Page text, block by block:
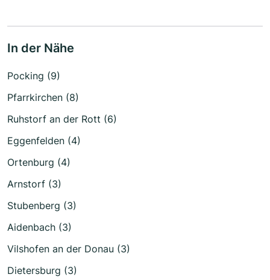
In der Nähe
Pocking (9)
Pfarrkirchen (8)
Ruhstorf an der Rott (6)
Eggenfelden (4)
Ortenburg (4)
Arnstorf (3)
Stubenberg (3)
Aidenbach (3)
Vilshofen an der Donau (3)
Dietersburg (3)